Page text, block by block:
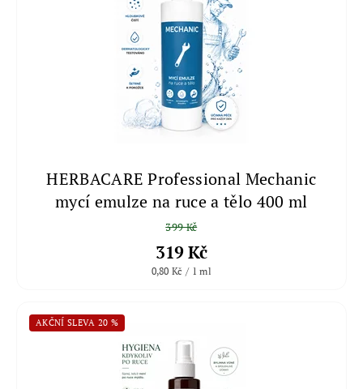
HERBACARE Professional Mechanic
mycí emulze na ruce a tělo 400 ml
399 Kč
319 Kč
0,80 Kč / 1 ml
AKČNÍ SLEVA 20 %